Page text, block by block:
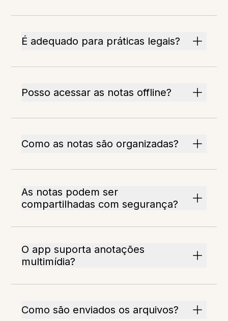
É adequado para práticas legais?
Posso acessar as notas offline?
Como as notas são organizadas?
As notas podem ser
compartilhadas com segurança?
O app suporta anotações
multimídia?
Como são enviados os arquivos?